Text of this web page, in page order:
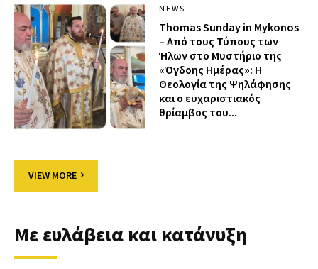
NEWS
Thomas Sunday in Mykonos
– Από τους Τύπους των
Ήλων στο Μυστήριο της
«Όγδοης Ημέρας»: Η
Θεολογία της Ψηλάφησης
και ο ευχαριστιακός
θρίαμβος του...
VIEW MORE
Με ευλάβεια και κατάνυξη